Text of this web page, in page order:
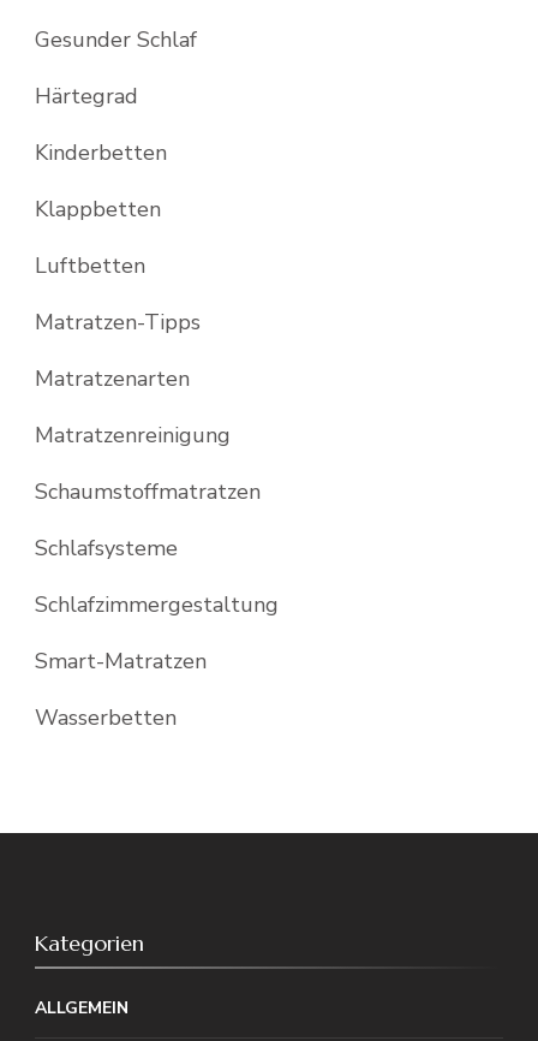
Gesunder Schlaf
Härtegrad
Kinderbetten
Klappbetten
Luftbetten
Matratzen-Tipps
Matratzenarten
Matratzenreinigung
Schaumstoffmatratzen
Schlafsysteme
Schlafzimmergestaltung
Smart-Matratzen
Wasserbetten
Kategorien
ALLGEMEIN